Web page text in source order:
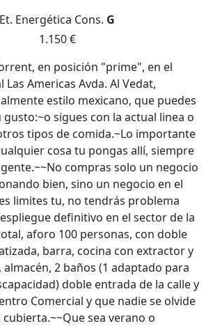
Et. Energética Cons. G
1.150 €
en posición "prime", en el
Las Americas Avda. Al Vedat,
estilo mexicano, que puedes
sigues con la actual linea o
tipos de comida.~Lo importante
cosa tu pongas allí, siempre
compras solo un negocio
bien, sino un negocio en el
limites tu, no tendrás problema
definitivo en el sector de la
aforo 100 personas, con doble
barra, cocina con extractor y
2 baños (1 adaptado para
doble entrada de la calle y
Comercial y que nadie se olvide
sea verano o